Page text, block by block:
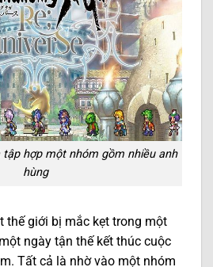
tập hợp một nhóm gồm nhiều anh
hùng
thế giới bị mắc kẹt trong một
ngày tận thế kết thúc cuộc
Tất cả là nhờ vào một nhóm